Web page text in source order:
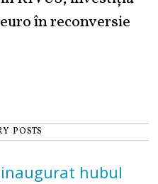
în reconversie
POSTS
inaugurat hubul